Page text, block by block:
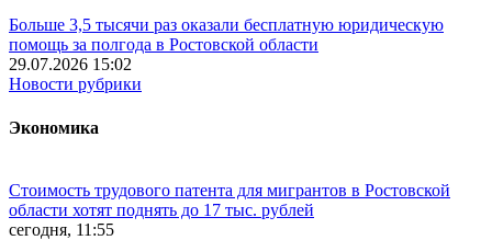
Больше 3,5 тысячи раз оказали бесплатную юридическую
помощь за полгода в Ростовской области
29.07.2026 15:02
Новости рубрики
Экономика
Стоимость трудового патента для мигрантов в Ростовской
области хотят поднять до 17 тыс. рублей
сегодня, 11:55